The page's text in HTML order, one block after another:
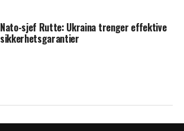
Nato-sjef Rutte: Ukraina trenger effektive
sikkerhetsgarantier